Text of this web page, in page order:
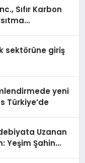
Sıfır Karbon
sektörüne giriş
yeni
Türkiye’de
Uzanan
Yeşim Şahin